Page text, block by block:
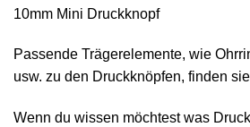
10mm Mini Druckknopf
Passende Trägerelemente, wie
usw. zu den Druckknöpfen, finden
Wenn du wissen möchtest was